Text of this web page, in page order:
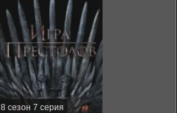
8 сезон 7 серия